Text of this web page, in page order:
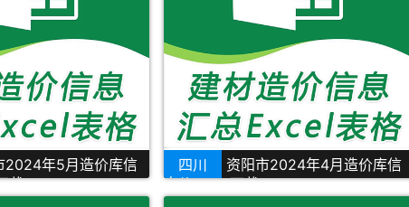
2024年5月造价库信
载
四川
资阳市2024年4月造价库信
息价Excel下载